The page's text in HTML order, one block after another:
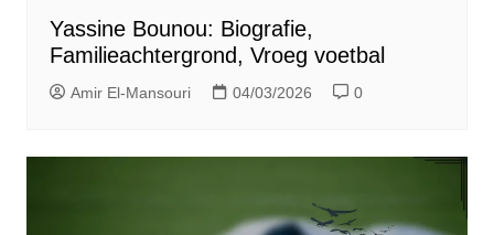
Yassine Bounou: Biografie,
Familieachtergrond, Vroeg voetbal
Amir El-Mansouri 04/03/2026 0